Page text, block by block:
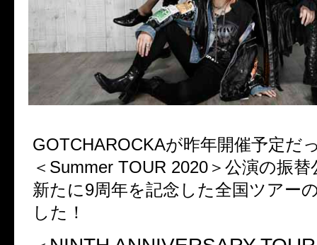
GOTCHAROCKAが昨年開催予定だ
＜ Summer TOUR 2020＞ 公演の振替
新たに9周年を記念した全国ツアー
した！